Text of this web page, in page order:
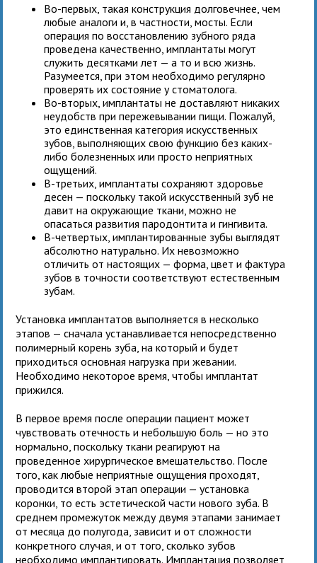
Во-первых, такая конструкция долговечнее, чем
любые аналоги и, в частности, мосты. Если
операция по восстановлению зубного ряда
проведена качественно, имплантаты могут
служить десятками лет — а то и всю жизнь.
Разумеется, при этом необходимо регулярно
проверять их состояние у стоматолога.
Во-вторых, имплантаты не доставляют никаких
неудобств при пережевывании пищи. Пожалуй,
это единственная категория искусственных
зубов, выполняющих свою функцию без каких-
либо болезненных или просто неприятных
ощущений.
В-третьих, имплантаты сохраняют здоровье
десен — поскольку такой искусственный зуб не
давит на окружающие ткани, можно не
опасаться развития пародонтита и гингивита.
В-четвертых, имплантированные зубы выглядят
абсолютно натурально. Их невозможно
отличить от настоящих — форма, цвет и фактура
зубов в точности соответствуют естественным
зубам.
Установка имплантатов выполняется в несколько
этапов — сначала устанавливается непосредственно
полимерный корень зуба, на который и будет
приходиться основная нагрузка при жевании.
Необходимо некоторое время, чтобы имплантат
прижился.
В первое время после операции пациент может
чувствовать отечность и небольшую боль — но это
нормально, поскольку ткани реагируют на
проведенное хирургическое вмешательство. После
того, как любые неприятные ощущения проходят,
проводится второй этап операции — установка
коронки, то есть эстетической части нового зуба. В
среднем промежуток между двумя этапами занимает
от месяца до полугода, зависит и от сложности
конкретного случая, и от того, сколько зубов
необходимо имплантировать. Имплантация позволяет